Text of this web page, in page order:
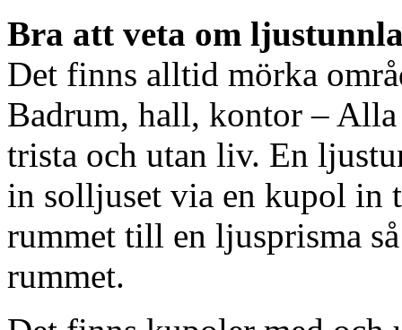
Bra att veta om
Det finns alltid mörka
Badrum, hall, kontor – Alla
trista och utan liv. En
in solljuset via en kupol in
rummet till en ljusprisma
rummet.